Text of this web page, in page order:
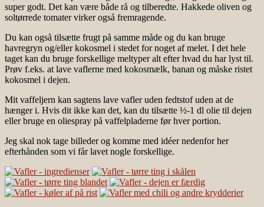
super godt. Det kan være både rå og tilberedte. Hakkede oliven og
soltørrede tomater virker også fremragende.
Du kan også tilsætte frugt på samme måde og du kan bruge
havregryn og/eller kokosmel i stedet for noget af melet. I det hele
taget kan du bruge forskellige meltyper alt efter hvad du har lyst til.
Prøv f.eks. at lave vaflerne med kokosmælk, banan og måske ristet
kokosmel i dejen.
Mit vaffeljern kan sagtens lave vafler uden fedtstof uden at de
hænger i. Hvis dit ikke kan det, kan du tilsætte ½-1 dl olie til dejen
eller bruge en oliespray på vaffelpladerne før hver portion.
Jeg skal nok tage billeder og komme med idéer nedenfor her
efterhånden som vi får lavet nogle forskellige.